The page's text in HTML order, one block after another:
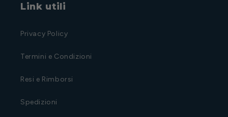
Link utili
Privacy Policy
Termini e Condizioni
Resi e Rimborsi
Spedizioni